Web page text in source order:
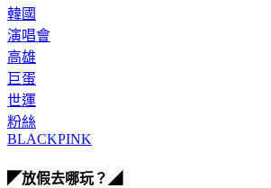
韓國
演唱會
高雄
巨蛋
世運
粉絲
BLACKPINK
◤放假去哪玩？◢